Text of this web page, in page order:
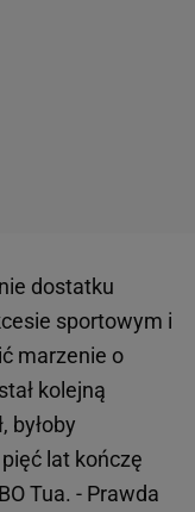
dostatku
sportowym i
marzenie o
kolejną
byłoby
lat kończę
Tua. - Prawda